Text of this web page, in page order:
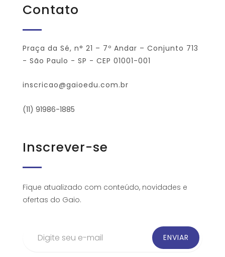
Contato
Praça da Sé, n° 21 – 7º Andar – Conjunto 713
- São Paulo - SP - CEP 01001-001
inscricao@gaioedu.com.br
(11) 91986-1885
Inscrever-se
Fique atualizado com conteúdo, novidades e
ofertas do Gaio.